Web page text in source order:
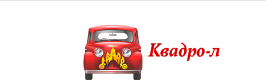
Перейти
к
навигации
Перейти
к
содержимому